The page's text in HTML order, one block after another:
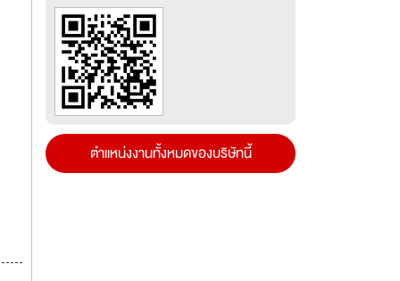
ตำแหน่งงานทั้งหมดของบริษัทนี้